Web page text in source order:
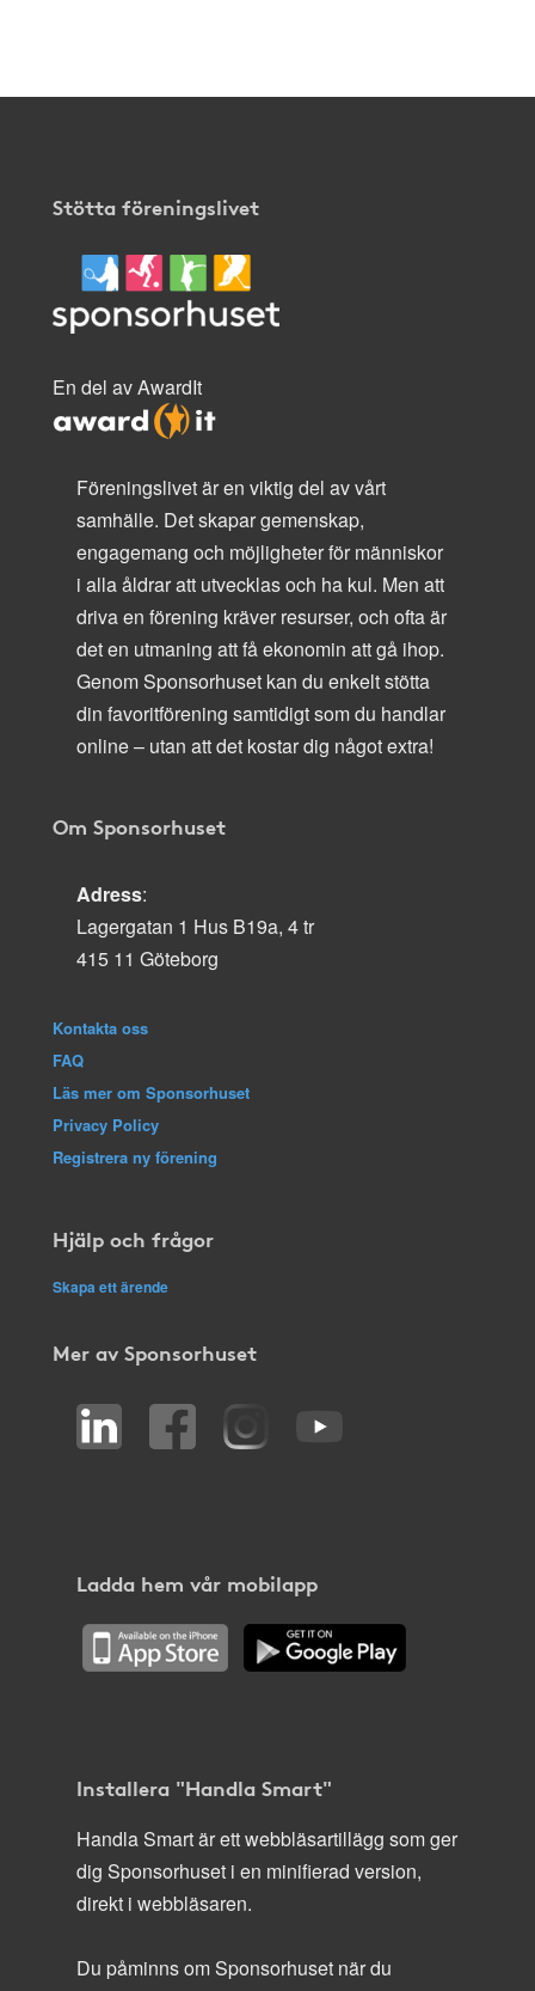
Stötta föreningslivet
En del av AwardIt
Föreningslivet är en viktig del av vårt
samhälle. Det skapar gemenskap,
engagemang och möjligheter för människor
i alla åldrar att utvecklas och ha kul. Men att
driva en förening kräver resurser, och ofta är
det en utmaning att få ekonomin att gå ihop.
Genom Sponsorhuset kan du enkelt stötta
din favoritförening samtidigt som du handlar
online – utan att det kostar dig något extra!
Om Sponsorhuset
Adress:
Lagergatan 1 Hus B19a, 4 tr
415 11 Göteborg
Kontakta oss
FAQ
Läs mer om Sponsorhuset
Privacy Policy
Registrera ny förening
Hjälp och frågor
Skapa ett ärende
Mer av Sponsorhuset
Ladda hem vår mobilapp
Installera "Handla Smart"
Handla Smart är ett webbläsartillägg som ger
dig Sponsorhuset i en minifierad version,
direkt i webbläsaren.
Du påminns om Sponsorhuset när du